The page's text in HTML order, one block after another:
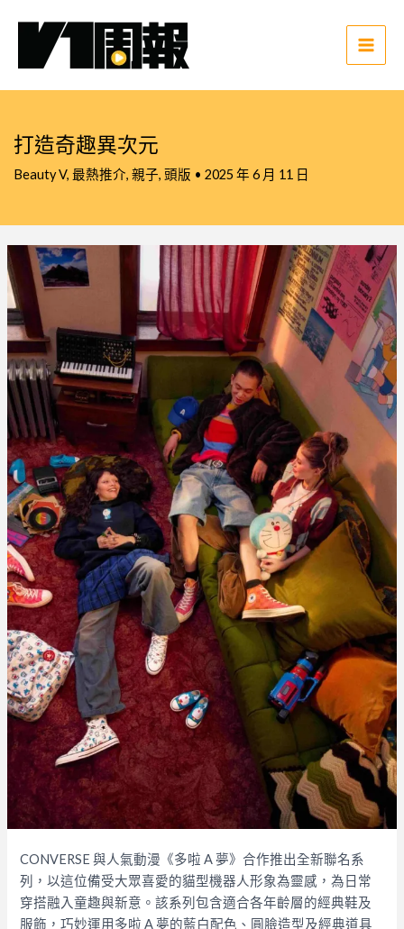
Main
打造奇趣異次元
Beauty V, 最熱推介, 親子, 頭版 • 2025 年 6 月 11 日
CONVERSE 與人氣動漫《多啦 A 夢》合作推出全新聯名系
列，以這位備受大眾喜愛的貓型機器人形象為靈感，為日常
穿搭融入童趣與新意。該系列包含適合各年齡層的經典鞋及
服飾，巧妙運用多啦 A 夢的藍白配色、圓臉造型及經典道具